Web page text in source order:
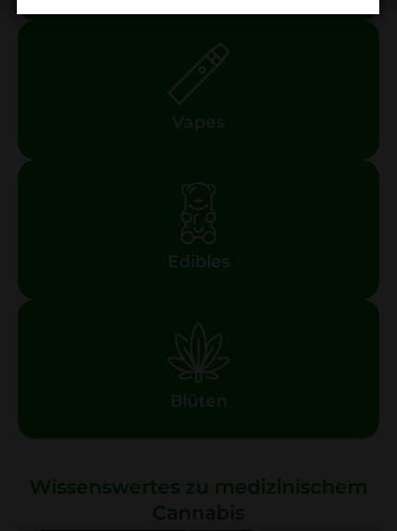
Vapes
Edibles
Blüten
Wissenswertes zu medizinischem
Cannabis